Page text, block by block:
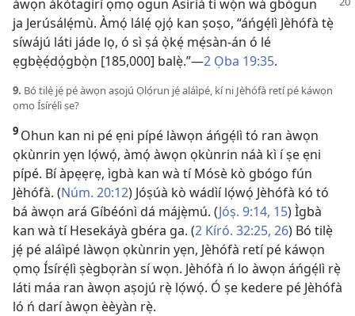
àwọn àkòtagìrì ọmọ ogun Ásíríà tí wọ́n wá gbógun
ja Jerúsálẹ́mù. Àmọ́ lálẹ́ ọjọ́ kan ṣoṣo, “áńgẹ́lì Jèhófà tẹ̀
síwájú láti jáde lọ, ó sì ṣá ọ̀kẹ́ mẹ́sàn-án ó lé
ẹgbẹ̀ẹ́dọ́gbọ̀n [185,000] balẹ̀.”​—2 Ọba 19:35.
9. Bó tilẹ̀ jẹ́ pé àwọn aṣojú Ọlọ́run jẹ́ aláìpé, kí ni Jèhófà retí pé káwọn
ọmọ Ísírẹ́lì ṣe?
9 Ohun kan ni pé ẹni pípé làwọn áńgẹ́lì tó ran àwọn
ọkùnrin yẹn lọ́wọ́, àmọ́ àwọn ọkùnrin náà kì í ṣe ẹni
pípé. Bí àpẹẹrẹ, ìgbà kan wà tí Mósè kò gbógo fún
Jèhófà. (Núm. 20:12) Jóṣúà kò wádìí lọ́wọ́ Jèhófà kó tó
bá àwọn ará Gíbéónì dá májẹ̀mú. (Jóṣ. 9:​14, 15) Ìgbà
kan wà tí Hesekáyà gbéra ga. (2 Kíró. 32:​25, 26) Bó tilẹ̀
jẹ́ pé aláìpé làwọn ọkùnrin yẹn, Jèhófà retí pé káwọn
ọmọ Ísírẹ́lì ṣègbọràn sí wọn. Jèhófà ń lo àwọn áńgẹ́lì rẹ̀
láti máa ran àwọn aṣojú rẹ̀ lọ́wọ́. Ó ṣe kedere pé Jèhófà
ló ń darí àwọn èèyàn rẹ̀.